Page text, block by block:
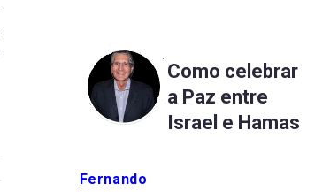
Fernando
Como celebrar
a Paz entre
Israel e Hamas